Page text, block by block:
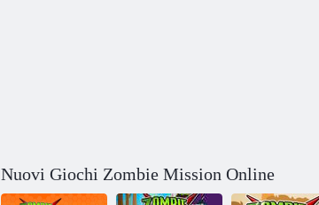
Nuovi Giochi Zombie Mission Online